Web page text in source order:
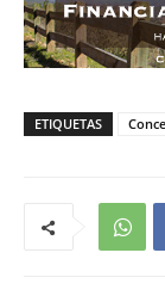
ETIQUETAS